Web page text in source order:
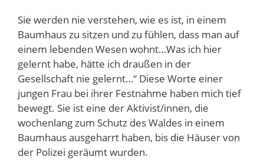
Sie werden nie verstehen, wie es ist, in einem
Baumhaus zu sitzen und zu fühlen, dass man auf
einem lebenden Wesen wohnt…Was ich hier
gelernt habe, hätte ich draußen in der
Gesellschaft nie gelernt…“ Diese Worte einer
jungen Frau bei ihrer Festnahme haben mich tief
bewegt. Sie ist eine der Aktivist/innen, die
wochenlang zum Schutz des Waldes in einem
Baumhaus ausgeharrt haben, bis die Häuser von
der Polizei geräumt wurden.